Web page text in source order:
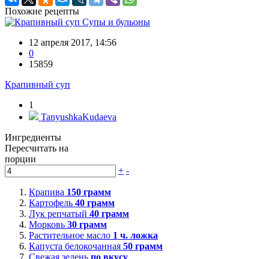
Похожие рецепты
Супы и бульоны
12 апреля 2017, 14:56
0
15859
Крапивный суп
1
TanyushkaKudaeva
Ингредиенты
Пересчитать на
порции
+ -
Крапива 150 грамм
Картофель 40 грамм
Лук репчатый 40 грамм
Морковь 30 грамм
Растительное масло 1 ч. ложка
Капуста белокочанная 50 грамм